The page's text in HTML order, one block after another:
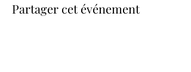
Partager cet événement